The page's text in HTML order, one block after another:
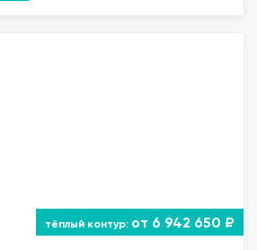
от 6 942 650 ₽